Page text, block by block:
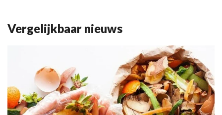
Vergelijkbaar nieuws